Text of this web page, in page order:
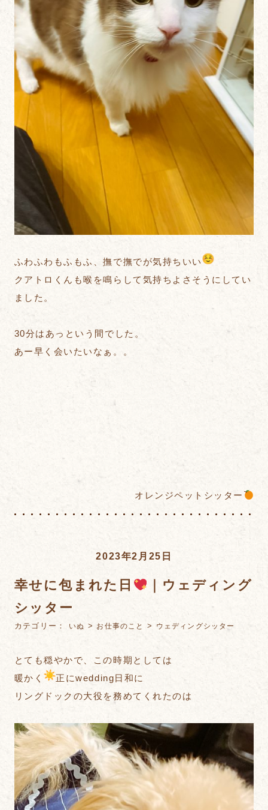
ふわふわもふもふ、撫で撫でが気持ちいい
クアトロくんも喉を鳴らして気持ちよさそうにしてい
ました。
30分はあっという間でした。
あー早く会いたいなぁ。。
オレンジペットシッター
2023年2月25日
幸せに包まれた日
｜ウェディング
シッター
カテゴリー： いぬ > お仕事のこと > ウェディングシッター
とても穏やかで、この時期としては
暖かく
正にwedding日和に
リングドックの大役を務めてくれたのは